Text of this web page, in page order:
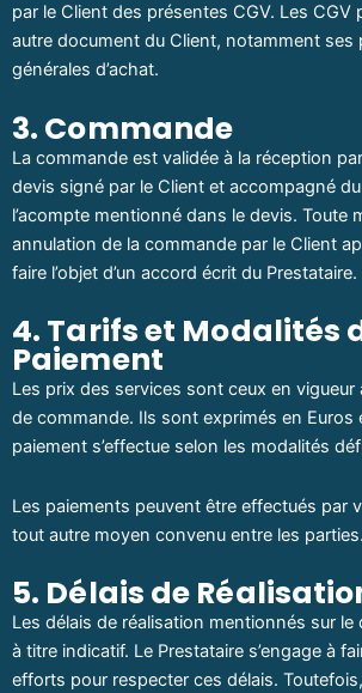
par le Client des présentes CGV. Les CGV
autre document du Client, notamment
générales d’achat.
3. Commande
La commande est validée à la réception
devis signé par le Client et accompagné
l’acompte mentionné dans le devis. Toute
annulation de la commande par le Client
faire l’objet d’un accord écrit du Prestataire.
4. Tarifs et Modalités
Paiement
Les prix des services sont ceux en vigueur
de commande. Ils sont exprimés en Euros
paiement s’effectue selon les modalités
Les paiements peuvent être effectués par
tout autre moyen convenu entre les parties.
5. Délais de
Les délais de réalisation mentionnés sur
à titre indicatif. Le Prestataire s’engage à
efforts pour respecter ces délais.